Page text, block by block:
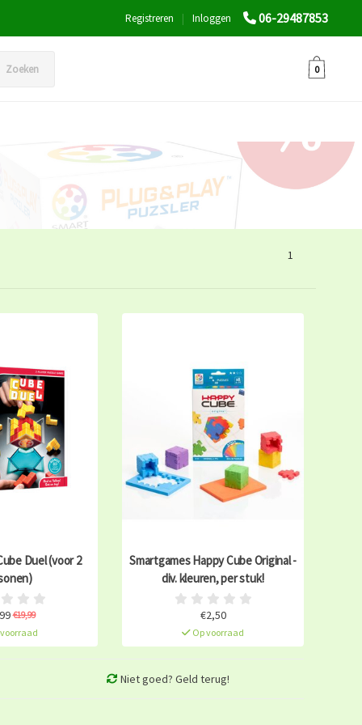
06-29487853
Inloggen
|
Registreren
Zoeken 0
1
Duel (voor 2
€19,99
Smartgames Happy Cube Original -
div. kleuren, per stuk!
€2,50
Op voorraad
Niet goed? Geld terug!